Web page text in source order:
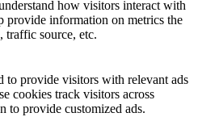
how visitors interact with
provide information on metrics the
traffic source, etc.
to provide visitors with relevant ads
cookies track visitors across
to provide customized ads.